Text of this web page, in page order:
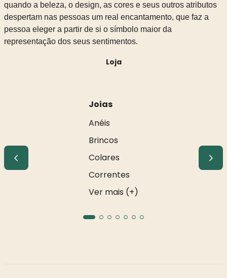
quando a beleza, o design, as cores e seus outros atributos
despertam nas pessoas um real encantamento, que faz a
pessoa eleger a partir de si o símbolo maior da
representação dos seus sentimentos.
Loja
Joias
Anéis
Brincos
Colares
Correntes
Ver mais (+)